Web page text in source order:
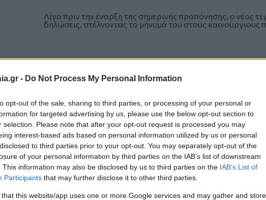
- Do Not Process My Personal Information
opt-out of the sale, sharing to third parties, or processing of your personal or
for targeted advertising by us, please use the below opt-out section to
selection. Please note that after your opt-out request is processed you may
interest-based ads based on personal information utilized by us or personal
to third parties prior to your opt-out. You may separately opt-out of the
of your personal information by third parties on the IAB’s list of downstream
This information may also be disclosed by us to third parties on the IAB’s List of
Participants that may further disclose it to other third parties.
that this website/app uses one or more Google services and may gather and store
Λίγο πριν την έναρξη της σημερινής προπόνησης, ο νέος
δηλώσεις, στέλνοντας το μήνυμά του στους καινούργιους